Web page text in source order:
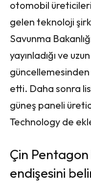
otomobil
gelen teknoloji
Savunma
yayınladığı ve
etti. Daha sonra
güneş paneli
Technology de
Çin
endişesini